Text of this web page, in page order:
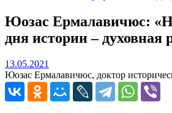
Юозас Ермалавичюс:
дня истории – духовная
13.05.2021
Юозас Ермалавичюс, доктор